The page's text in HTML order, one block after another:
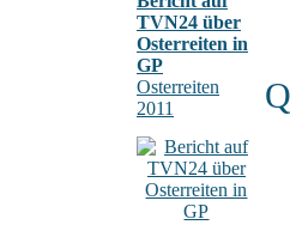
TVN24 über
Osterreiten in
GP
Osterreiten
2011